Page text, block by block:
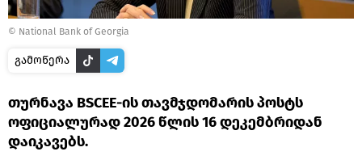
© National Bank of Georgia
გამოწერა
თურნავა BSCEE-ის თავმჯდომარის პოსტს
ოფიციალურად 2026 წლის 16 დეკემბრიდან
დაიკავებს.